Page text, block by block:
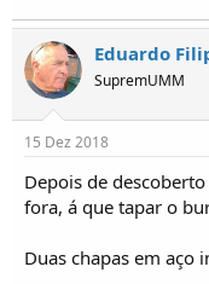
Eduardo
SupremUMM
15 Dez 2018
Depois de
fora, á que tapar o
Duas chapas em aço